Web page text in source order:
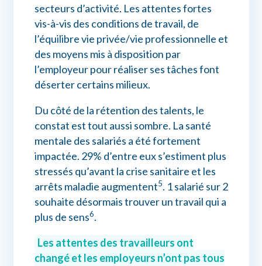
secteurs d’activité. Les attentes fortes
vis-à-vis des conditions de travail, de
l’équilibre vie privée/vie professionnelle et
des moyens mis à disposition par
l’employeur pour réaliser ses tâches font
déserter certains milieux.
Du côté de la rétention des talents, le
constat est tout aussi sombre. La santé
mentale des salariés a été fortement
impactée. 29% d’entre eux s’estiment plus
stressés qu’avant la crise sanitaire et les
arrêts maladie augmentent5. 1 salarié sur 2
souhaite désormais trouver un travail qui a
plus de sens6.
Les attentes des travailleurs ont
changé et les employeurs n’ont pas tous